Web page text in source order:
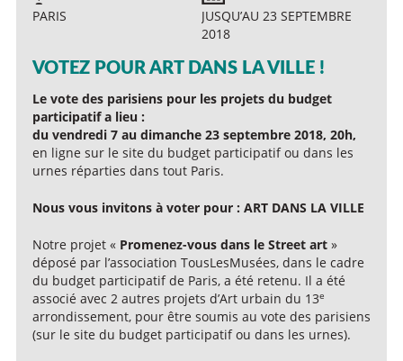
PARIS
JUSQU’AU 23 SEPTEMBRE
2018
VOTEZ POUR ART DANS LA VILLE !
Le vote des parisiens pour les projets du budget
participatif a lieu :
du vendredi 7 au dimanche 23 septembre 2018, 20h,
en ligne sur le site du budget participatif ou dans les
urnes réparties dans tout Paris.
Nous vous invitons à voter pour : ART DANS LA VILLE
Notre projet « Promenez-vous dans le Street art »
déposé par l’association TousLesMusées, dans le cadre
du budget participatif de Paris, a été retenu. Il a été
associé avec 2 autres projets d’Art urbain du 13e
arrondissement, pour être soumis au vote des parisiens
(sur le site du budget participatif ou dans les urnes).